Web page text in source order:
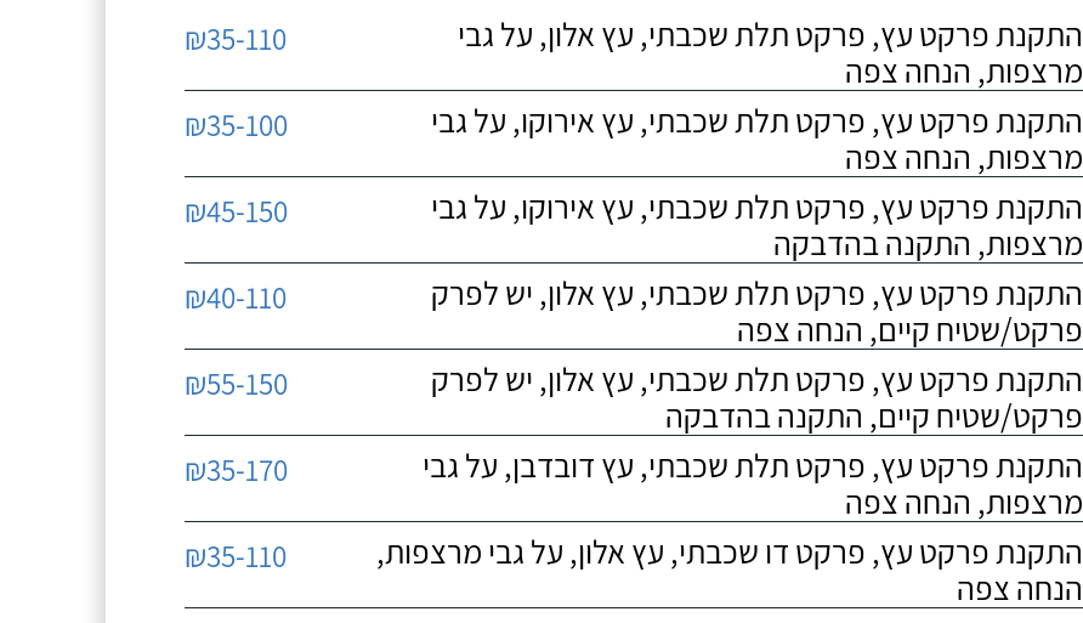
התקנת פרקט עץ, פרקט תלת שכבתי, עץ אלון, על גבי
מרצפות, הנחה צפה
₪35-110
התקנת פרקט עץ, פרקט תלת שכבתי, עץ אירוקו, על גבי
מרצפות, הנחה צפה
₪35-100
התקנת פרקט עץ, פרקט תלת שכבתי, עץ אירוקו, על גבי
מרצפות, התקנה בהדבקה
₪45-150
התקנת פרקט עץ, פרקט תלת שכבתי, עץ אלון, יש לפרק
פרקט/שטיח קיים, הנחה צפה
₪40-110
התקנת פרקט עץ, פרקט תלת שכבתי, עץ אלון, יש לפרק
פרקט/שטיח קיים, התקנה בהדבקה
₪55-150
התקנת פרקט עץ, פרקט תלת שכבתי, עץ דובדבן, על גבי
מרצפות, הנחה צפה
₪35-170
התקנת פרקט עץ, פרקט דו שכבתי, עץ אלון, על גבי מרצפות,
הנחה צפה
₪35-110